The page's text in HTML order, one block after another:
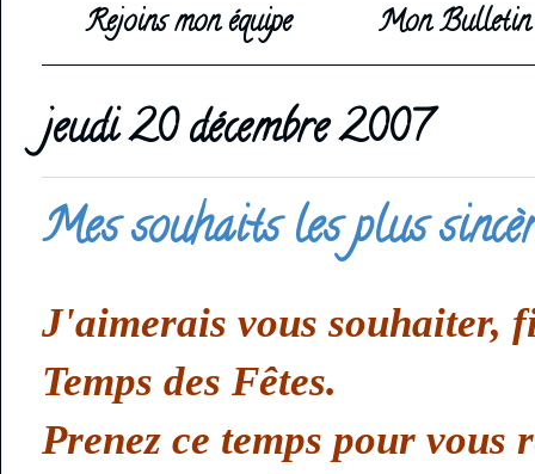
Rejoins mon équipe
Mon
jeudi 20 décembre 2007
Mes souhaits les plus
J'aimerais vous souhaiter,
Temps des Fêtes.
Prenez ce temps pour